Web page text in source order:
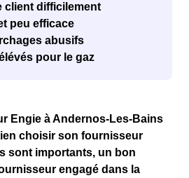
client difficilement
peu efficace
abusifs
pour le gaz
Engie à Andernos-Les-Bains
choisir son fournisseur
sont importants, un bon
engagé dans la